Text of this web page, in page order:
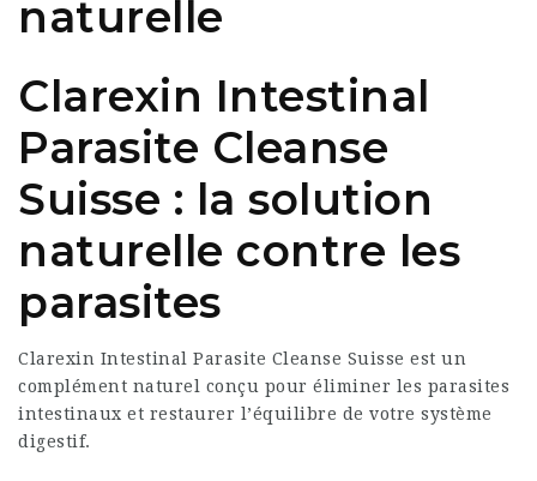
naturelle
Clarexin Intestinal
Parasite Cleanse
Suisse : la solution
naturelle contre les
parasites
Clarexin Intestinal Parasite Cleanse Suisse est un
complément naturel conçu pour éliminer les parasites
intestinaux et restaurer l’équilibre de votre système
digestif.